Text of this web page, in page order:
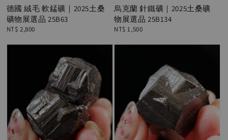
德國 絨毛 軟錳礦｜2025土桑
礦物展選品 25B63
Regular
NT$ 2,800
烏克蘭 針鐵礦｜2025土桑礦
物展選品 25B134
Regular
NT$ 1,500